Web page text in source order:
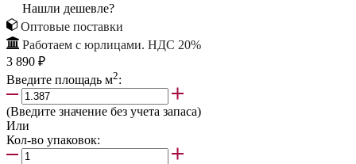
Нашли дешевле?
Оптовые поставки
Работаем с юрлицами. НДС 20%
3 890 ₽
Введите площадь м2:
(Введите значение без учета запаса)
Или
Кол-во упаковок: